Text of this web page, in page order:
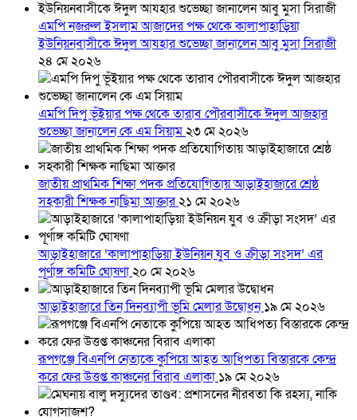
এমপি নজরুল ইসলাম আজাদের পক্ষ থেকে কালাপাহাড়িয়া
ইউনিয়নবাসীকে ঈদুল আযহার শুভেচ্ছা জানালেন আবু মুসা সিরাজী
২৪ মে ২০২৬
এমপি দিপু ভূঁইয়ার পক্ষ থেকে তারাব পৌরবাসীকে ঈদুল আজহার
শুভেচ্ছা জানালেন কে এম সিয়াম২৩ মে ২০২৬
জাতীয় প্রাথমিক শিক্ষা পদক প্রতিযোগিতায় আড়াইহাজারে শ্রেষ্ঠ
সহকারী শিক্ষক নাছিমা আক্তার২১ মে ২০২৬
আড়াইহাজারে ‘কালাপাহাড়িয়া ইউনিয়ন যুব ও ক্রীড়া সংসদ’ এর
পূর্ণাঙ্গ কমিটি ঘোষণা২০ মে ২০২৬
আড়াইহাজারে তিন দিনব্যাপী ভূমি মেলার উদ্বোধন১৯ মে ২০২৬
রূপগঞ্জে বিএনপি নেতাকে কুপিয়ে আহত আধিপত্য বিস্তারকে কেন্দ্র
করে ফের উত্তপ্ত কাঞ্চনের বিরাব এলাকা ১৯ মে ২০২৬